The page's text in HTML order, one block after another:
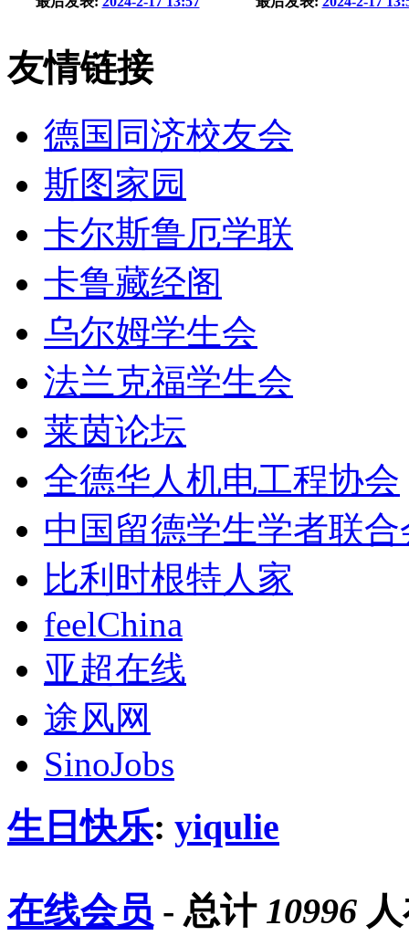
友情链接
德国同济校友会
斯图家园
卡尔斯鲁厄学联
卡鲁藏经阁
乌尔姆学生会
法兰克福学生会
莱茵论坛
全德华人机电工程协会
中国留德学生学者联合
比利时根特人家
feelChina
亚超在线
途风网
SinoJobs
生日快乐: yiqulie
在线会员 - 总计 10996